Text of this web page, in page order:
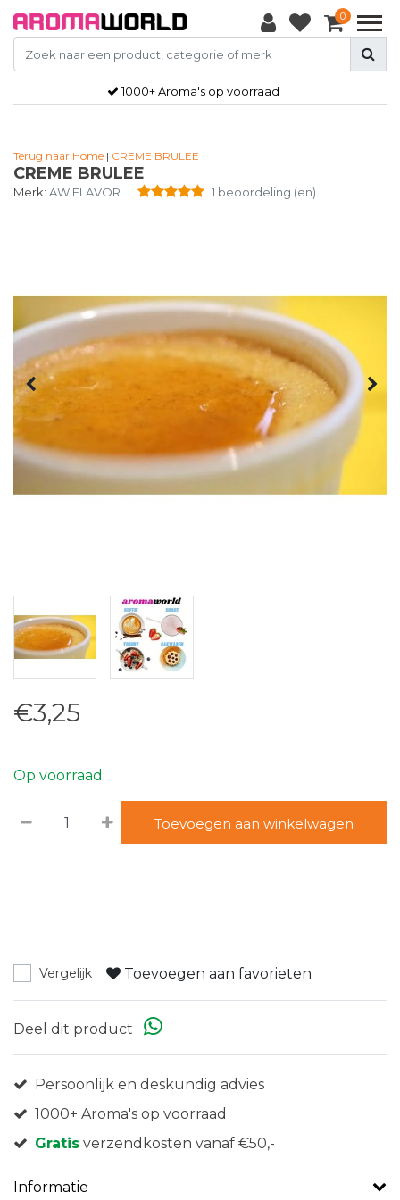
0
1000+ Aroma's op voorraad
Terug naar Home | CREME BRULEE
CREME BRULEE
Merk: AW FLAVOR | 1 beoordeling (en)
€3,25
Op voorraad
Toevoegen aan winkelwagen
Vergelijk Toevoegen aan favorieten
Deel dit product
Persoonlijk en deskundig advies
1000+ Aroma's op voorraad
Gratis verzendkosten vanaf €50,-
Informatie